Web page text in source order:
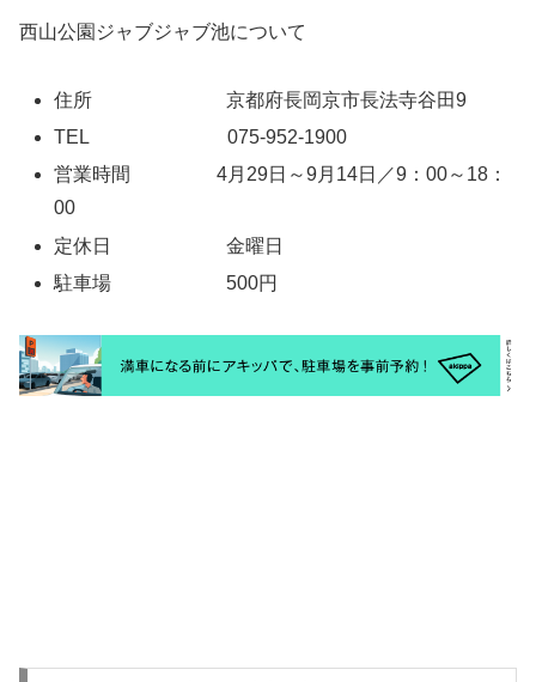
西山公園ジャブジャブ池について
住所 京都府長岡京市長法寺谷田9
TEL 075-952-1900
営業時間 4月29日～9月14日／9：00～18：
00
定休日 金曜日
駐車場 500円